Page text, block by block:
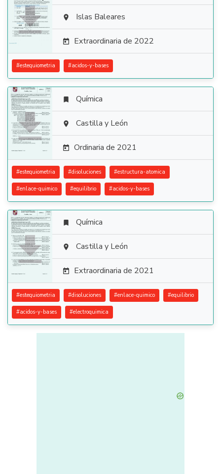
  Islas Baleares
 Extraordinaria de 2022
#estequiometria #acidos-y-bases

 Química
 Castilla y León
 Ordinaria de 2021
#estequiometria #disoluciones #estructura-atomica
#enlace-quimico #equilibrio #acidos-y-bases

 Química
 Castilla y León
 Extraordinaria de 2021
#estequiometria #disoluciones #enlace-quimico #equilibrio
#acidos-y-bases #electroquimica